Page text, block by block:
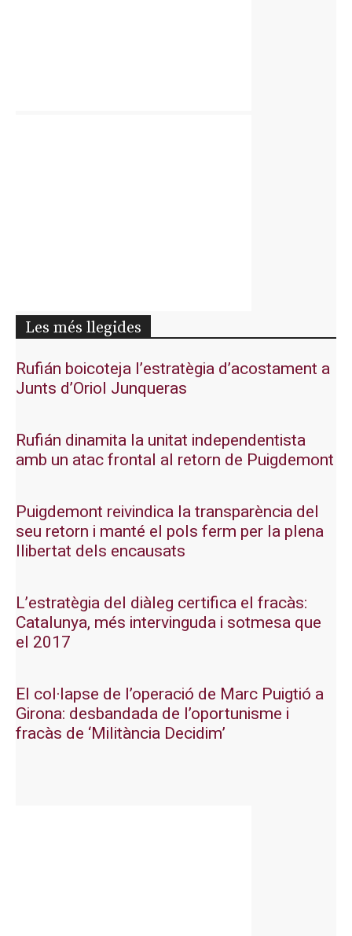
Les més llegides
Rufián boicoteja l’estratègia d’acostament a
Junts d’Oriol Junqueras
Rufián dinamita la unitat independentista
amb un atac frontal al retorn de Puigdemont
Puigdemont reivindica la transparència del
seu retorn i manté el pols ferm per la plena
llibertat dels encausats
L’estratègia del diàleg certifica el fracàs:
Catalunya, més intervinguda i sotmesa que
el 2017
El col·lapse de l’operació de Marc Puigtió a
Girona: desbandada de l’oportunisme i
fracàs de ‘Militància Decidim’